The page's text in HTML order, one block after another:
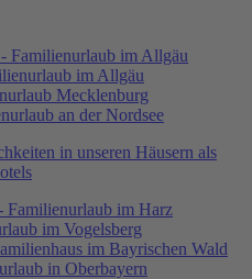
Familienurlaub im Allgäu
im Allgäu
Mecklenburg
an der Nordsee
in unseren Häusern als
Familienurlaub im Harz
im Vogelsberg
im Bayrischen Wald
in Oberbayern